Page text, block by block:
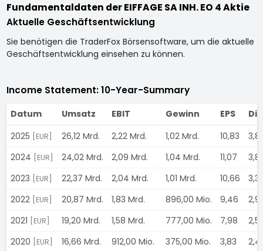
Fundamentaldaten der EIFFAGE SA INH. EO 4 Aktie
Aktuelle Geschäftsentwicklung
Sie benötigen die TraderFox Börsensoftware, um die aktuelle
Geschäftsentwicklung einsehen zu können.
Income Statement: 10-Year-Summary
Datum Umsatz EBIT Gewinn EPS
2025
[EUR] 26,12 Mrd. 2,22 Mrd. 1,02 Mrd. 10,83
2024
[EUR] 24,02 Mrd. 2,09 Mrd. 1,04 Mrd. 11,07
2023
[EUR] 22,37 Mrd. 2,04 Mrd. 1,01 Mrd. 10,66
2022
[EUR] 20,87 Mrd. 1,83 Mrd. 896,00 Mio. 9,46
2021
[EUR] 19,20 Mrd. 1,58 Mrd. 777,00 Mio. 7,98
2020
[EUR] 16,66 Mrd. 912,00 Mio. 375,00 Mio. 3,83